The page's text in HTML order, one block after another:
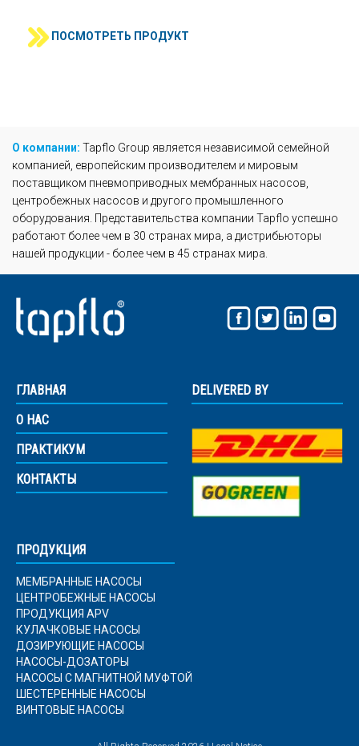
ПОСМОТРЕТЬ ПРОДУКТ
О компании: Tapflo Group является независимой семейной
компанией, европейским производителем и мировым
поставщиком пневмоприводных мембранных насосов,
центробежных насосов и другого промышленного
оборудования. Представительства компании Tapflo успешно
работают более чем в 30 странах мира, а дистрибьюторы
нашей продукции - более чем в 45 странах мира.
ГЛАВНАЯ
О НАС
ПРАКТИКУМ
КОНТАКТЫ
DELIVERED BY
ПРОДУКЦИЯ
МЕМБРАННЫЕ НАСОСЫ
ЦЕНТРОБЕЖНЫЕ НАСОСЫ
ПРОДУКЦИЯ APV
КУЛАЧКОВЫЕ НАСОСЫ
ДОЗИРУЮЩИЕ НАСОСЫ
НАСОСЫ-ДОЗАТОРЫ
НАСОСЫ С МАГНИТНОЙ МУФТОЙ
ШЕСТЕРЕННЫЕ НАСОСЫ
ВИНТОВЫЕ НАСОСЫ